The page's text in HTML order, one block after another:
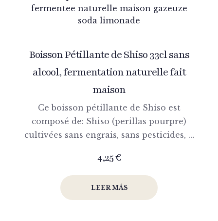
Boisson Pétillante de Shiso 33cl sans
alcool, fermentation naturelle fait
maison
Ce boisson pétillante de Shiso est
composé de: Shiso (perillas pourpre)
cultivées sans engrais, sans pesticides, …
4,25€
LEER MÁS